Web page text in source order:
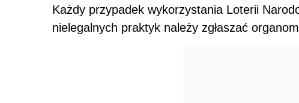
Każdy przypadek wykorzystania Loterii
nielegalnych praktyk należy zgłaszać